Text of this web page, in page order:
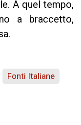
A quel tempo,
a braccetto,
Fonti Italiane